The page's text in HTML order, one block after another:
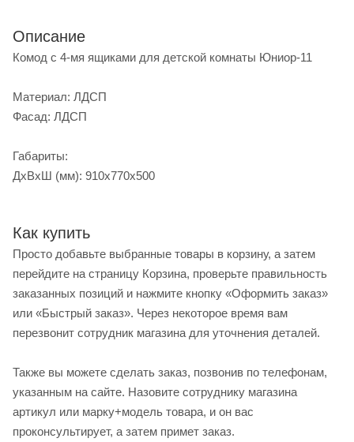
Описание
Комод с 4-мя ящиками для детской комнаты Юниор-11
Материал: ЛДСП
Фасад: ЛДСП
Габариты:
ДхВхШ (мм): 910x770x500
Как купить
Просто добавьте выбранные товары в корзину, а затем
перейдите на страницу Корзина, проверьте правильность
заказанных позиций и нажмите кнопку «Оформить заказ»
или «Быстрый заказ». Через некоторое время вам
перезвонит сотрудник магазина для уточнения деталей.
Также вы можете сделать заказ, позвонив по телефонам,
указанным на сайте. Назовите сотруднику магазина
артикул или марку+модель товара, и он вас
проконсультирует, а затем примет заказ.